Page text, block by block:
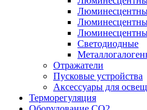
Светодиодные
Отражатели
Пусковые устройства
Аксессуары для
Терморегуляция